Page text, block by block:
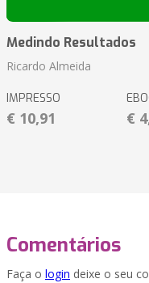
Medindo Resultados
Ricardo Almeida
IMPRESSO
€ 10,91 €
Comentários
Faça o login deixe o seu